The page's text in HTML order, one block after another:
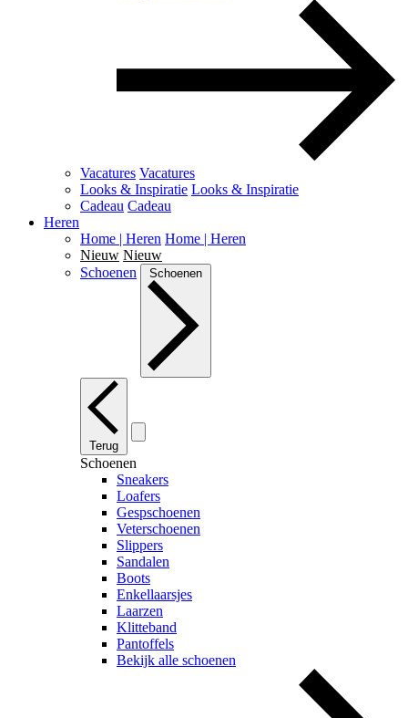
Vacatures Vacatures
Looks & Inspiratie Looks & Inspiratie
Cadeau Cadeau
Heren
Home | Heren Home | Heren
Nieuw Nieuw
Schoenen
Schoenen
Terug
Schoenen
Sneakers
Loafers
Gespschoenen
Veterschoenen
Slippers
Sandalen
Boots
Enkellaarsjes
Laarzen
Klitteband
Pantoffels
Bekijk alle schoenen